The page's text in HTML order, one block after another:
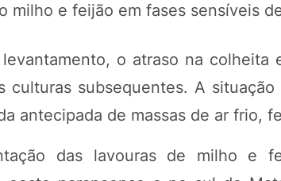
milho e feijão em fases sensíveis
o atraso na colheita
culturas subsequentes. A
antecipada de massas de ar frio,
das lavouras de milho e